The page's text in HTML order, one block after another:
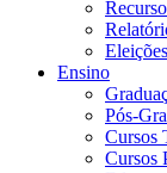
Ensino
Pós-
Cursos
Cursos